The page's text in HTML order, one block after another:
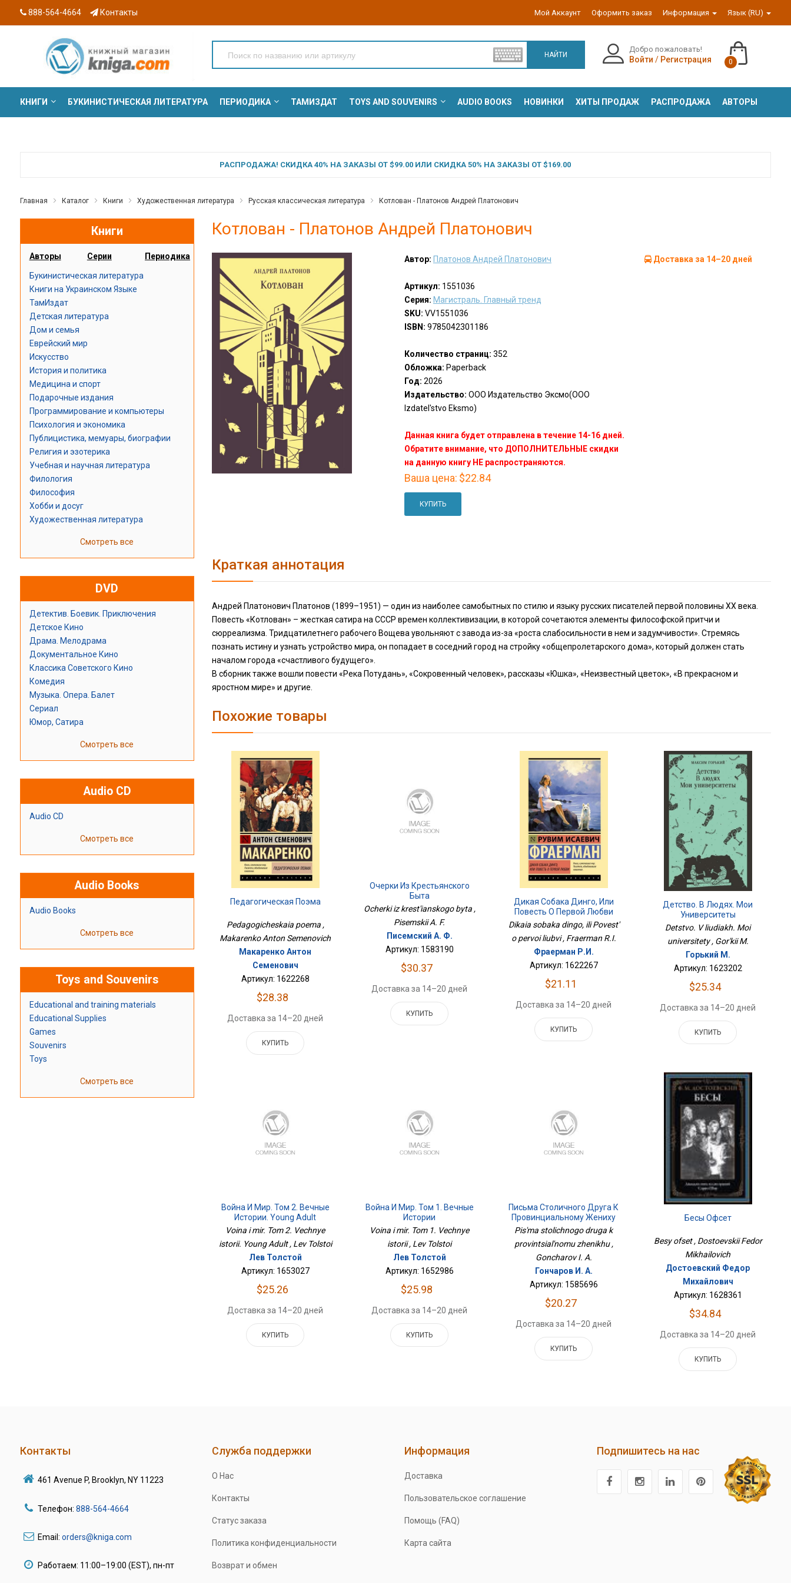
888-564-4664 Контакты Мой Аккаунт Оформить заказ Информация Язык (RU)
НАЙТИ
Добро пожаловать!
Войти / Регистрация 0
КНИГИ БУКИНИСТИЧЕСКАЯ ЛИТЕРАТУРА ПЕРИОДИКА ТАМИЗДАТ TOYS AND SOUVENIRS AUDIO BOOKS НОВИНКИ ХИТЫ ПРОДАЖ РАСПРОДАЖА АВТОРЫ
РАСПРОДАЖА! СКИДКА 40% НА ЗАКАЗЫ ОТ $99.00 ИЛИ СКИДКА 50% НА ЗАКАЗЫ ОТ $169.00
Главная Каталог Книги Художественная литература Русская классическая литература Котлован - Платонов Андрей Платонович
Книги
Авторы Серии Периодика
Букинистическая литература
Книги на Украинском Языке
ТамИздат
Детская литература
Дом и семья
Еврейский мир
Искусство
История и политика
Медицина и спорт
Подарочные издания
Программирование и компьютеры
Психология и экономика
Публицистика, мемуары, биографии
Религия и эзотерика
Учебная и научная литература
Филология
Философия
Хобби и досуг
Художественная литература
Смотреть все
DVD
Детектив. Боевик. Приключения
Детское Кино
Драма. Мелодрама
Документальное Кино
Классика Советского Кино
Комедия
Музыка. Опера. Балет
Сериал
Юмор, Сатира
Смотреть все
Audio CD
Audio CD
Смотреть все
Audio Books
Audio Books
Смотреть все
Toys and Souvenirs
Educational and training materials
Educational Supplies
Games
Souvenirs
Toys
Смотреть все
Котлован - Платонов Андрей Платонович
Автор: Платонов Андрей Платонович
Артикул: 1551036
Серия: Магистраль. Главный тренд
SKU: VV1551036
ISBN: 9785042301186
Количество страниц: 352
Обложка: Paperback
Год: 2026
Издательство: ООО Издательство Эксмо(OOO
Izdatel'stvo Eksmo)
Данная книга будет отправлена в течение 14-16 дней.
Обратите внимание, что ДОПОЛНИТЕЛЬНЫЕ скидки
на данную книгу НЕ распространяются.
Ваша цена: $22.84
КУПИТЬ
Доставка за 14–20 дней
Краткая аннотация
Андрей Платонович Платонов (1899–1951) — один из наиболее самобытных по стилю и языку русских писателей первой половины XX века.
Повесть «Котлован» – жесткая сатира на СССР времен коллективизации, в которой сочетаются элементы философской притчи и
сюрреализма. Тридцатилетнего рабочего Вощева увольняют с завода из-за «роста слабосильности в нем и задумчивости». Стремясь
познать истину и узнать устройство мира, он попадает в соседний город на стройку «общепролетарского дома», который должен стать
началом города «счастливого будущего».
В сборник также вошли повести «Река Потудань», «Сокровенный человек», рассказы «Юшка», «Неизвестный цветок», «В прекрасном и
яростном мире» и другие.
Похожие товары
Педагогическая Поэма
Pedagogicheskaia poema ,
Makarenko Anton Semenovich
Макаренко Антон
Семенович
Артикул: 1622268
$28.38
Доставка за 14–20 дней
КУПИТЬ
Очерки Из Крестьянского
Быта
Ocherki iz krest'ianskogo byta ,
Pisemskii A. F.
Писемский А. Ф.
Артикул: 1583190
$30.37
Доставка за 14–20 дней
КУПИТЬ
Дикая Собака Динго, Или
Повесть О Первой Любви
Dikaia sobaka dingo, ili Povest'
o pervoi liubvi , Fraerman R.I.
Фраерман Р.И.
Артикул: 1622267
$21.11
Доставка за 14–20 дней
КУПИТЬ
Детство. В Людях. Мои
Университеты
Detstvo. V liudiakh. Moi
universitety , Gor'kii M.
Горький М.
Артикул: 1623202
$25.34
Доставка за 14–20 дней
КУПИТЬ
Война И Мир. Том 2. Вечные
Истории. Young Adult
Voina i mir. Tom 2. Vechnye
istorii. Young Adult , Lev Tolstoi
Лев Толстой
Артикул: 1653027
$25.26
Доставка за 14–20 дней
КУПИТЬ
Война И Мир. Том 1. Вечные
Истории
Voina i mir. Tom 1. Vechnye
istorii , Lev Tolstoi
Лев Толстой
Артикул: 1652986
$25.98
Доставка за 14–20 дней
КУПИТЬ
Письма Столичного Друга К
Провинциальному Жениху
Pis'ma stolichnogo druga k
provintsial'nomu zhenikhu ,
Goncharov I. A.
Гончаров И. А.
Артикул: 1585696
$20.27
Доставка за 14–20 дней
КУПИТЬ
Бесы Офсет
Besy ofset , Dostoevskii Fedor
Mikhailovich
Достоевский Федор
Михайлович
Артикул: 1628361
$34.84
Доставка за 14–20 дней
КУПИТЬ
Контакты
461 Avenue P, Brooklyn, NY 11223
Телефон: 888-564-4664
Email: orders@kniga.com
Работаем: 11:00–19:00 (EST), пн-пт
Служба поддержки
О Нас
Контакты
Статус заказа
Политика конфиденциальности
Возврат и обмен
Информация
Доставка
Пользовательское соглашение
Помощь (FAQ)
Карта сайта
Подпишитесь на нас